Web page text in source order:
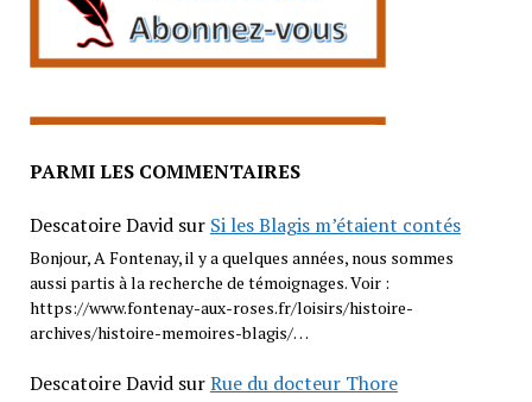
PARMI LES COMMENTAIRES
Descatoire Davidsur Si les Blagis m’étaient contés
Bonjour, A Fontenay, il y a quelques années, nous sommes
aussi partis à la recherche de témoignages. Voir :
https://www.fontenay-aux-roses.fr/loisirs/histoire-
archives/histoire-memoires-blagis/…
Descatoire DavidsurRue du docteur Thore